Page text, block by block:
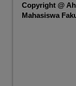
Copyright @
Mahasiswa